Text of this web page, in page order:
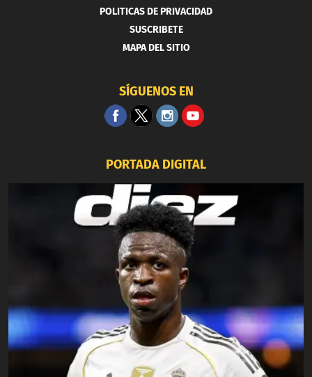
POLITICAS DE PRIVACIDAD
SUSCRIBETE
MAPA DEL SITIO
SÍGUENOS EN
PORTADA DIGITAL